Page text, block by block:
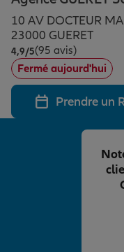
Assurance
Prévoyance et
Assurance animal
Protection de la
Protection juridique
Épargne & retraite
Plan épargne
Assurance vie
Placements
Investissements
Vos projets
Partir en vacances
Conseil assurance
10 AV DOCTEUR
23000 GUERET
4,9/5Note de 4.9 sur 5
(95 avis)
Fermé aujourd'hui
Prendre un